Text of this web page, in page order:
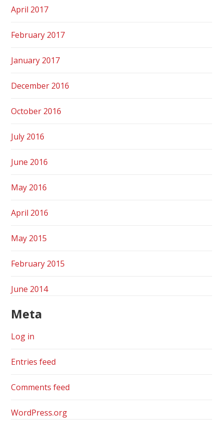
April 2017
February 2017
January 2017
December 2016
October 2016
July 2016
June 2016
May 2016
April 2016
May 2015
February 2015
June 2014
Meta
Log in
Entries feed
Comments feed
WordPress.org